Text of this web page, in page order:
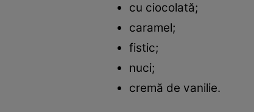
cu ciocolată;
caramel;
fistic;
nuci;
cremă de vanilie.